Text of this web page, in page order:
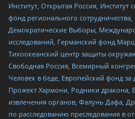
Институт, Открытая Россия,
фонд регионального
Демократические Выборы,
исследований, Германский фонд
Тихоокеанский центр защиты
Свободная Россия, Всемирный
Человек в беде, Европейский фонд
Прожект Хармони, Родники дракона,
извлечения органов, Фалунь Дафа,
по расследованию преследования в